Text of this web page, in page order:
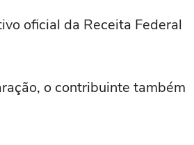
oficial da Receita Federal
o contribuinte também